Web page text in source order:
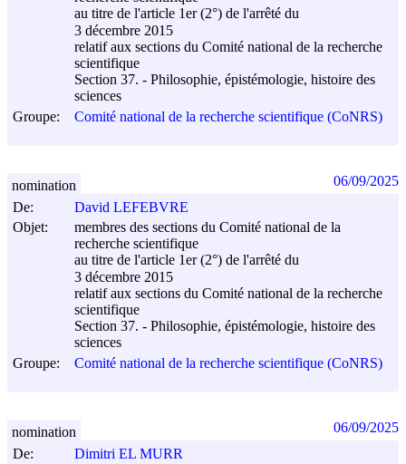
au titre de l'article 1er (2°) de l'arrêté du
3 décembre 2015
relatif aux sections du Comité national de la recherche
scientifique
Section 37. - Philosophie, épistémologie, histoire des
sciences
Groupe:
Comité national de la recherche scientifique (CoNRS)
De:
David LEFEBVRE
Objet:
membres des sections du Comité national de la
recherche scientifique
au titre de l'article 1er (2°) de l'arrêté du
3 décembre 2015
relatif aux sections du Comité national de la recherche
scientifique
Section 37. - Philosophie, épistémologie, histoire des
sciences
Groupe:
Comité national de la recherche scientifique (CoNRS)
nomination 06/09/2025
De:
Dimitri EL MURR
nomination 06/09/2025